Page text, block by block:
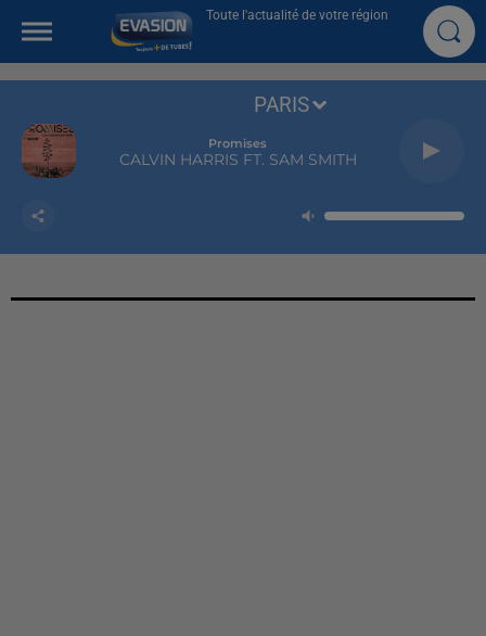
Toute l'actualité de votre région
Promises
CALVIN HARRIS FT. SAM SMITH
PARIS